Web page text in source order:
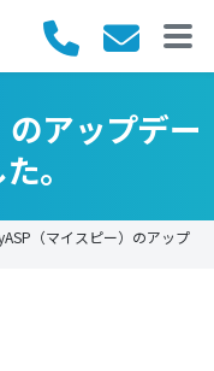
アップデー
。
（マイスピー）のアップ